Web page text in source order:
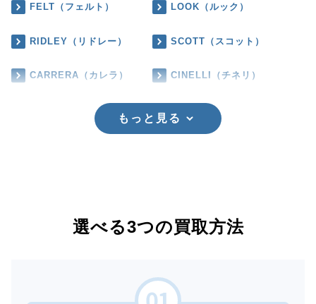
FELT（フェルト） LOOK（ルック）
RIDLEY（リドレー） SCOTT（スコット）
CARRERA（カレラ） CINELLI（チネリ）
もっと見る
選べる3つの買取方法